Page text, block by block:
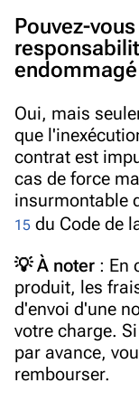
Pouvez-
Oui, mais
que
contrat est
cas de force
insurmontable
15 du Code de
💡 À noter : En
produit, les
d'envoi d'une
votre charge.
par avance,
rembourser.